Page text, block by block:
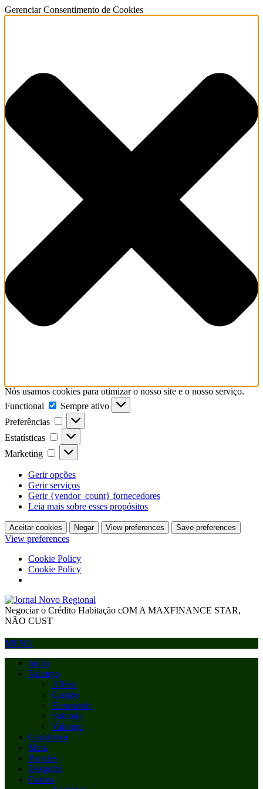
Gerenciar Consentimento de Cookies
Nós usamos cookies para otimizar o nosso site e o nosso serviço.
Functional
Functional
Sempre ativo
Preferências
Preferências
Estatísticas Estatísticas
Marketing Marketing
Gerir opções
Gerir serviços
Gerir {vendor_count} fornecedores
Leia mais sobre esses propósitos
Aceitar cookies Negar View preferences Save preferences
View preferences
Cookie Policy
Cookie Policy
Negociar o Crédito Habitação cOM A MAXFINANCE STAR,
NÃO CUST
MENU
Início
Valongo
Alfena
Campo
Ermesinde
Sobrado
Valongo
Gondomar
Maia
Paredes
Desporto
Outros